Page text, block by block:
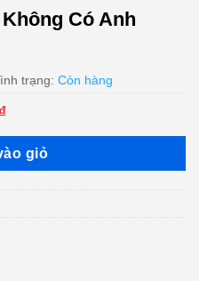
Có Anh
trạng: Còn hàng
₫Giá
hiện
tại
là:
giỏ